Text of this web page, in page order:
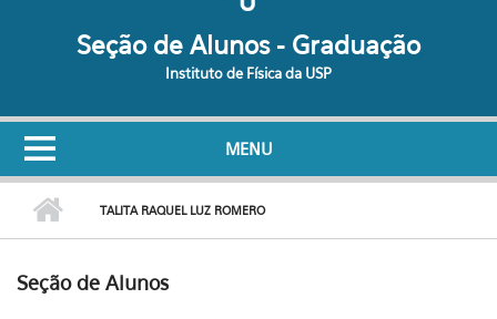
Seção de Alunos - Graduação
Instituto de Física da USP
MENU
TALITA RAQUEL LUZ ROMERO
Seção de Alunos